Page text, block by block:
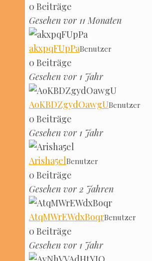
0 Bei­trä­ge
Gese­hen vor 11 Monaten
akx­p­q­FUp­PaBenut­zer
0 Bei­trä­ge
Gese­hen vor 1 Jahr
AoKBDZgy­dO­aw­gUBenut­zer
0 Bei­trä­ge
Gese­hen vor 1 Jahr
Arisha5elBenut­zer
0 Bei­trä­ge
Gese­hen vor 2 Jahren
AtqM­W­rEW­dx­Bo­qrBenut­zer
0 Bei­trä­ge
Gese­hen vor 1 Jahr